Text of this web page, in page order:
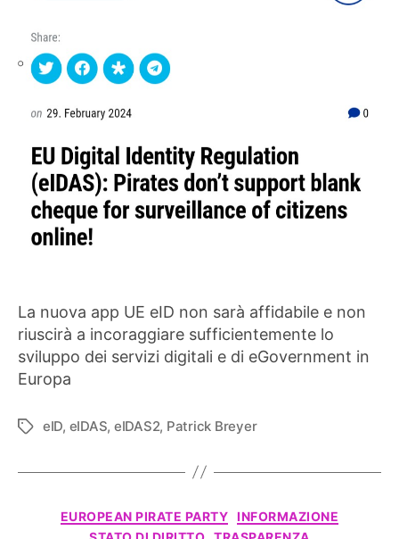
La nuova app UE eID non sarà affidabile e non
riuscirà a incoraggiare sufficientemente lo
sviluppo dei servizi digitali e di eGovernment in
Europa
Tag eID, eIDAS, eIDAS2, Patrick Breyer
Categorie
EUROPEAN PIRATE PARTY
INFORMAZIONE